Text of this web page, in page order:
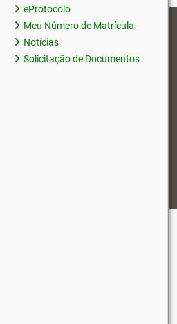
eProtocolo
Meu Número de Matrícula
Notícias
Solicitação de Documentos